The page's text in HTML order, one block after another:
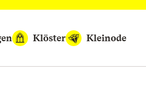
Klöster Kleinode